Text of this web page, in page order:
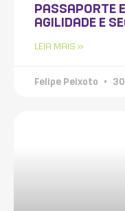
PASSAPORTE
AGILIDADE E
LEIA MAIS »
Felipe Peixoto